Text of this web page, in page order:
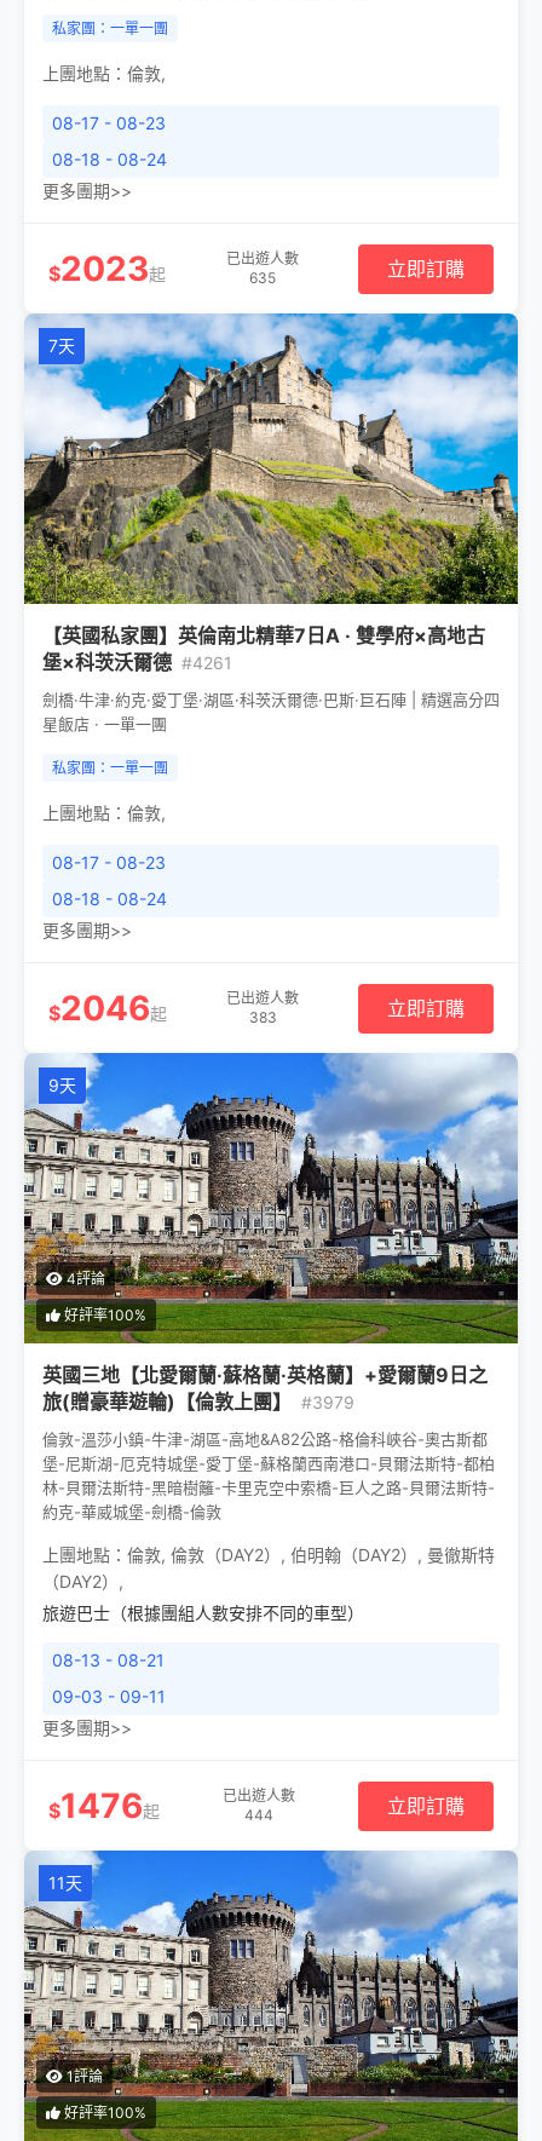
私家團：一單一團
上團地點： 倫敦,
08-17 - 08-23
08-18 - 08-24
更多團期>>
$2023起
已出遊人數
635
立即訂購
7天
【英國私家團】英倫南北精華7日A · 雙學府×高地古
堡×科茨沃爾德 #4261
劍橋·牛津·約克·愛丁堡·湖區·科茨沃爾德·巴斯·巨石陣 | 精選高分四
星飯店 · 一單一團
私家團：一單一團
上團地點： 倫敦,
08-17 - 08-23
08-18 - 08-24
更多團期>>
$2046起
已出遊人數
383
立即訂購
9天
4評論
好評率100%
英國三地【北愛爾蘭·蘇格蘭·英格蘭】+愛爾蘭9日之
旅(贈豪華遊輪)【倫敦上團】
#3979
倫敦-溫莎小鎮-牛津-湖區-高地&A82公路-格倫科峽谷-奧古斯都
堡-尼斯湖-厄克特城堡-愛丁堡-蘇格蘭西南港口-貝爾法斯特-都柏
林-貝爾法斯特-黑暗樹籬-卡里克空中索橋-巨人之路-貝爾法斯特-
約克-華威城堡-劍橋-倫敦
上團地點： 倫敦, 倫敦（DAY2） , 伯明翰（DAY2） , 曼徹斯特
（DAY2） ,
旅遊巴士（根據團組人數安排不同的車型）
08-13 - 08-21
09-03 - 09-11
更多團期>>
$1476起
已出遊人數
444
立即訂購
11天
1評論
好評率100%